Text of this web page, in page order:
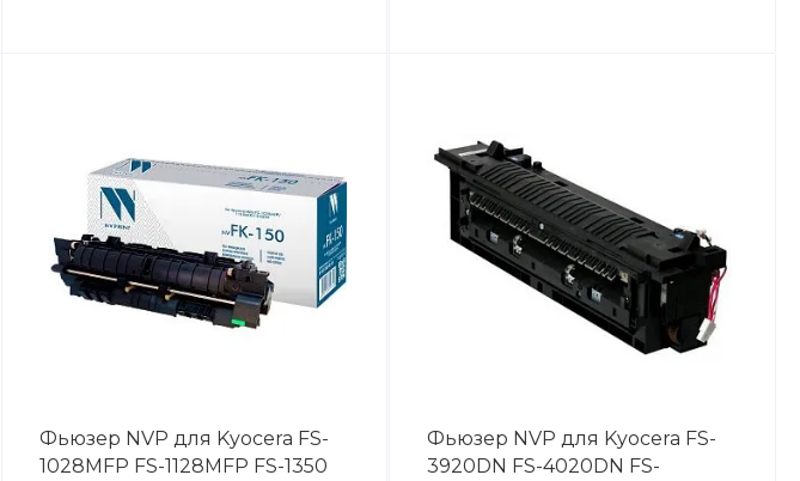
Фьюзер NVP для Kyocera FS-
1028MFP FS-1128MFP FS-1350
Фьюзер NVP для Kyocera FS-
3920DN FS-4020DN FS-